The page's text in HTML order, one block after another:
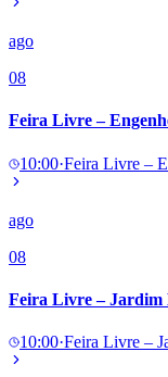
ago
08
Feira Livre –
10:00·Feira Livre –
ago
08
Feira Livre – Jardim
10:00·Feira Livre –